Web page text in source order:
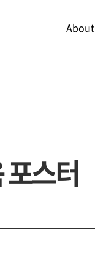
About
스터